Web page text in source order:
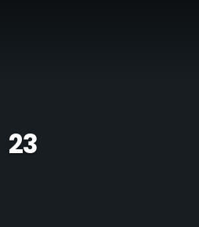
23